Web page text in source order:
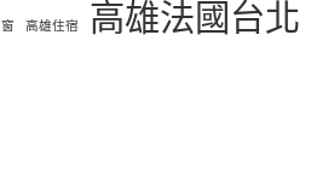
窗 高雄住宿 高雄法國台北